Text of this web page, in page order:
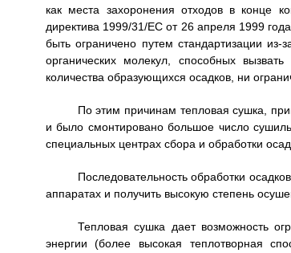
как места захоронения отходов в конце
директива 1999/31/ЕС от 26 апреля 1999
быть ограничено путем стандартизации
органических молекул, способных
количества образующихся осадков, ни
По этим причинам тепловая сушка,
и было смонтировано большое число
специальных центрах сбора и обработки
Последовательность обработки
аппаратах и получить высокую степень
Тепловая сушка дает возможность
энергии (более высокая теплотворная